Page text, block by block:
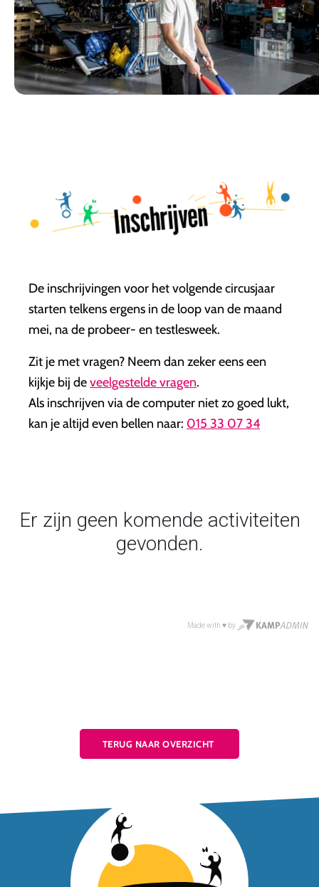
Inschrijven
De inschrijvingen voor het volgende circusjaar
starten telkens ergens in de loop van de maand
mei, na de probeer- en testlesweek.
Zit je met vragen? Neem dan zeker eens een
kijkje bij deveelgestelde vragen.
Als inschrijven via de computer niet zo goed lukt,
kan je altijd even bellen naar: 015 33 07 34
TERUG NAAR OVERZICHT